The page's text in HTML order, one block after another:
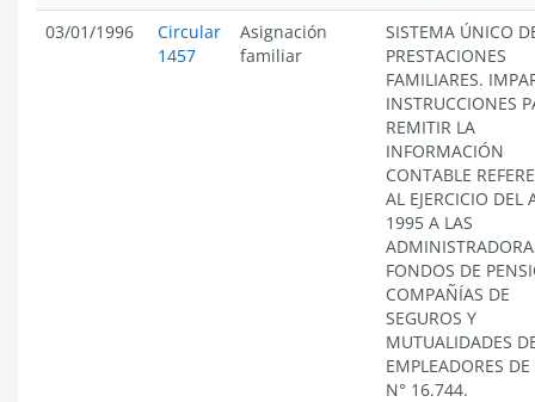
03/01/1996
Circular
1457
Asignación
familiar
SISTEMA ÚNICO
PRESTACIONES
FAMILIARES.
INSTRUCCIONES
REMITIR LA
INFORMACIÓN
CONTABLE
AL EJERCICIO DEL
1995 A LAS
FONDOS DE
COMPAÑÍAS DE
SEGUROS Y
MUTUALIDADES
EMPLEADORES DE
N° 16.744.